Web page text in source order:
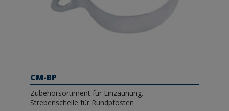
CM-BP
Zubehörsortiment für Einzäunung.
Strebenschelle für Rundpfosten